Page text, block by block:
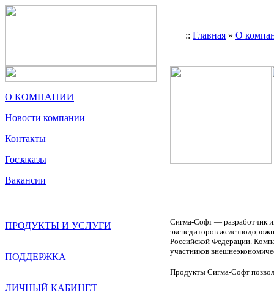
:: Главная » О
О КОМПАНИИ
Новости компании
Контакты
Госзаказы
Вакансии
ПРОДУКТЫ И УСЛУГИ
ПОДДЕРЖКА
ЛИЧНЫЙ КАБИНЕТ
Сигма-Софт — разработчик
экспедиторов
Российской Федерации.
участников
Продукты Сигма-Софт